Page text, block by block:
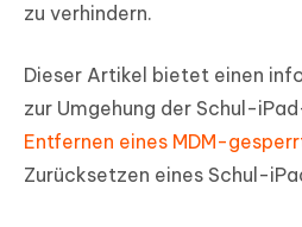
zu verhindern.
Dieser Artikel bietet einen
zur Umgehung der Schul-
Entfernen eines MDM-
Zurücksetzen eines Schul-